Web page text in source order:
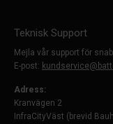
Teknisk Support
Mejla vår support för
E-post:
Adress:
Kranvägen 2
InfraCityVäst (brevid